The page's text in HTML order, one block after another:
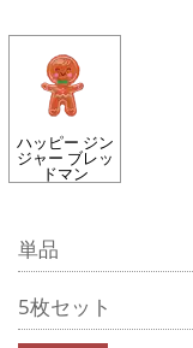
ハッピー ジン
ジャー ブレッ
ドマン
単品
5枚セット